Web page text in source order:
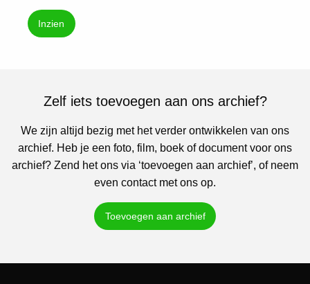
Inzien
Zelf iets toevoegen aan ons archief?
We zijn altijd bezig met het verder ontwikkelen van ons
archief. Heb je een foto, film, boek of document voor ons
archief? Zend het ons via ‘toevoegen aan archief’, of neem
even contact met ons op.
Toevoegen aan archief